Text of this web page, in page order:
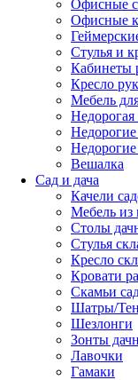
Офисные
Офисные
Стулья и
Кабинеты
Кресло
Мебель
Недорогая
Недорогие
Недорогие
Вешалка
Сад и дача
Качели
Мебель из
Столы
Стулья
Кресло
Кровати
Скамьи
Шатры/
Шезлонги
Зонты
Лавочки
Гамаки